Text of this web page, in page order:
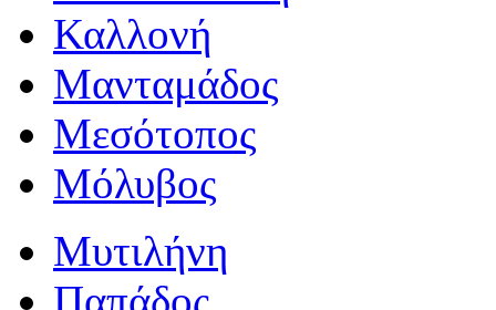
Καλλονή
Μανταμάδος
Μεσότοπος
Μόλυβος
Μυτιλήνη